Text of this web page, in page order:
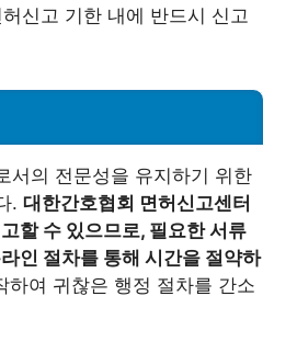
신고 기한 내에 반드시 신고
서의 전문성을 유지하기 위한
. 대한간호협회 면허신고센터
할 수 있으므로, 필요한 서류
인 절차를 통해 시간을 절약하
하여 귀찮은 행정 절차를 간소